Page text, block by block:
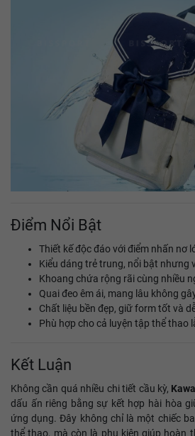
Điểm Nổi Bật
Thiết kế độc đáo với điểm nhấn nơ
Kiểu dáng trẻ trung, nổi bật nhưng
Khoang chứa rộng rãi cùng nhiều
Quai đeo êm ái, mang lâu không
Chất liệu bền đẹp, giữ form tốt và
Phù hợp cho cả luyện tập thể thao
Kết Luận
Không cần quá nhiều chi tiết cầu kỳ,
dấu ấn riêng bằng sự kết hợp hài hòa
ứng dụng. Đây không chỉ là một chiếc
thể thao, mà còn là phụ kiện giúp hoàn